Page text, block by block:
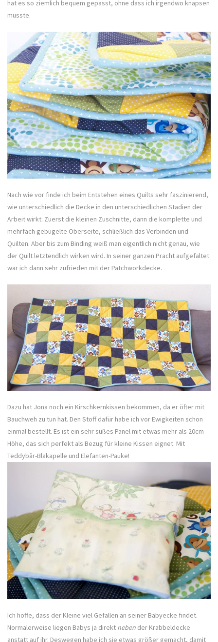
hat es so ziemlich bequem gepasst, ohne dass ich irgendwo knapsen
musste.
Nach wie vor finde ich beim Entstehen eines Quilts sehr faszinierend,
wie unterschiedlich die Decke in den unterschiedlichen Stadien der
Arbeit wirkt. Zuerst die kleinen Zuschnitte, dann die komplette und
mehrfach gebügelte Oberseite, schließlich das Verbinden und
Quilten. Aber bis zum Binding weiß man eigentlich nicht genau, wie
der Quilt letztendlich wirken wird. In seiner ganzen Pracht aufgefaltet
war ich dann sehr zufrieden mit der Patchworkdecke.
Dazu hat Jona noch ein Kirschkernkissen bekommen, da er öfter mit
Bauchweh zu tun hat. Den Stoff dafür habe ich vor Ewigkeiten schon
einmal bestellt. Es ist ein sehr süßes Panel mit etwas mehr als 20cm
Höhe, das sich perfekt als Bezug für kleine Kissen eignet. Mit
Teddybär-Blakapelle und Elefanten-Pauke!
Ich hoffe, dass der Kleine viel Gefallen an seiner Babyecke findet.
Normalerweise liegen Babys ja direkt neben der Krabbeldecke
anstatt auf ihr. Deswegen habe ich sie etwas größer gemacht, damit